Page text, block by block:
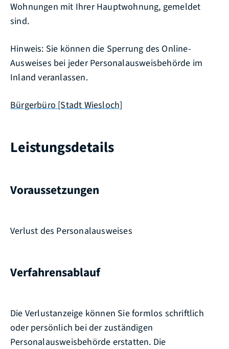
Wohnungen mit Ihrer Hauptwohnung, gemeldet
sind.
Hinweis: Sie können die Sperrung des Online-
Ausweises bei jeder Personalausweisbehörde im
Inland veranlassen.
Bürgerbüro [Stadt Wiesloch]
Leistungsdetails
Voraussetzungen
Verlust des Personalausweises
Verfahrensablauf
Die Verlustanzeige können Sie formlos schriftlich
oder persönlich bei der zuständigen
Personalausweisbehörde erstatten. Die